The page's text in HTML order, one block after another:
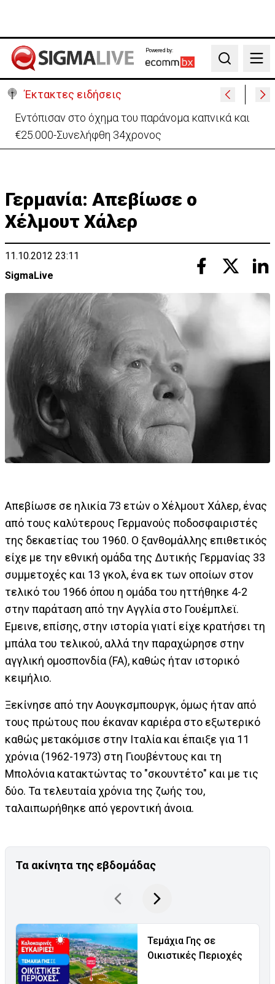
Powered by:
Search
Έκτακτες ειδήσεις
Μαλαισία: Πανικός σε πτήση – Επιχείρησε να
ανοίξει την έξοδο κυνδίνου (ΒΙΝΤΕΟ)
Γερμανία: Απεβίωσε ο
Χέλμουτ Χάλερ
11.10.2012 23:11
SigmaLive
Απεβίωσε σε ηλικία 73 ετών ο Χέλμουτ Χάλερ, ένας
από τους καλύτερους Γερμανούς ποδοσφαιριστές
της δεκαετίας του 1960. Ο ξανθομάλλης επιθετικός
είχε με την εθνική ομάδα της Δυτικής Γερμανίας 33
συμμετοχές και 13 γκολ, ένα εκ των οποίων στον
τελικό του 1966 όπου η ομάδα του ηττήθηκε 4-2
στην παράταση από την Αγγλία στο Γουέμπλεϊ.
Εμεινε, επίσης, στην ιστορία γιατί είχε κρατήσει τη
μπάλα του τελικού, αλλά την παραχώρησε στην
αγγλική ομοσπονδία (FA), καθώς ήταν ιστορικό
κειμήλιο.
Ξεκίνησε από την Αουγκσμπουργκ, όμως ήταν από
τους πρώτους που έκαναν καριέρα στο εξωτερικό
καθώς μετακόμισε στην Ιταλία και έπαιξε για 11
χρόνια (1962-1973) στη Γιουβέντους και τη
Μπολόνια κατακτώντας το "σκουντέτο" και με τις
δύο. Τα τελευταία χρόνια της ζωής του,
ταλαιπωρήθηκε από γεροντική άνοια.
Τα ακίνητα της εβδομάδας
Τεμάχια Γης σε
Οικιστικές Περιοχές